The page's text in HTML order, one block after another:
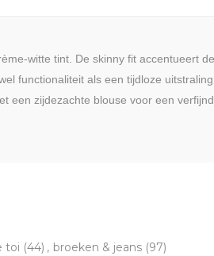
witte tint. De skinny fit accentueert
functionaliteit als een tijdloze
een zijdezachte blouse voor een
toi (44) , broeken & jeans (97)